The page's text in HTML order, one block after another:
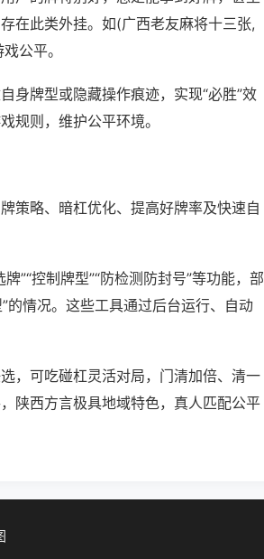
在此类外挂。如(广西老友麻将十三张,
公平。
身牌型或隐藏操作痕迹，实现“必胜”效
规则，维护公平环境。
策略、暗杠优化、提高好牌率及快速自
”“控制牌型”“防检测防封号”等功能，部
的情况。这些工具通过后台运行、自动
，可吃碰杠灵活对局，门清加倍、清一
陕西方言极具地域特色，真人匹配公平